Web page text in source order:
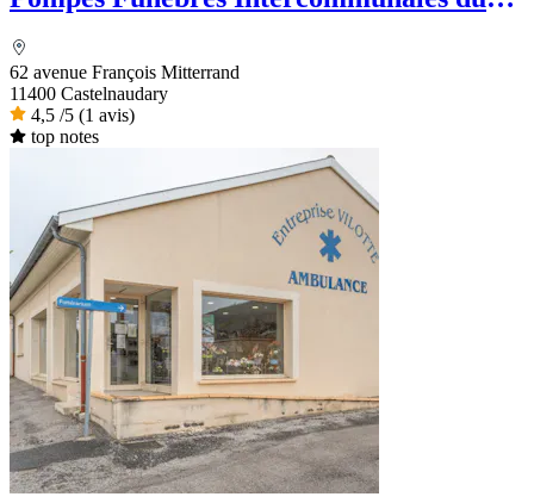
62 avenue François Mitterrand
11400 Castelnaudary
4,5 /5 (1 avis)
top notes